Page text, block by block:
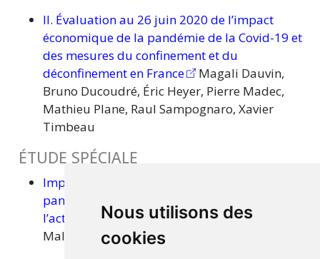
Nous utilisons des
cookies
II. Évaluation au 26 juin 2020 de l’impact
économique de la pandémie de la Covid-19 et
des mesures du confinement et du
déconfinement en France
Magali Dauvin,
Bruno Ducoudré, Éric Heyer, Pierre Madec,
Mathieu Plane, Raul Sampognaro, Xavier
Timbeau
ÉTUDE SPÉCIALE
Impact du choc de demande lié à la
pandémie de la Covid-19 en avril 2020 sur
l’activité économique
Magali Dauvin, Paul
Malliet, Raul Sampognaro